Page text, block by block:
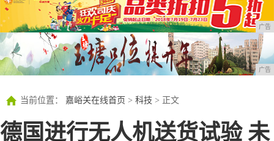
广告
广告
当前位置： 嘉峪关在线首页 > 科技 > 正文
德国进行无人机送货试验 未